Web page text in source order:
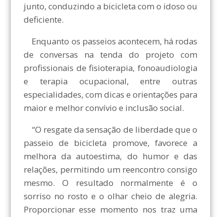
junto, conduzindo a bicicleta com o idoso ou
deficiente.
Enquanto os passeios acontecem, há rodas
de conversas na tenda do projeto com
profissionais de fisioterapia, fonoaudiologia
e terapia ocupacional, entre outras
especialidades, com dicas e orientações para
maior e melhor convívio e inclusão social.
“O resgate da sensação de liberdade que o
passeio de bicicleta promove, favorece a
melhora da autoestima, do humor e das
relações, permitindo um reencontro consigo
mesmo. O resultado normalmente é o
sorriso no rosto e o olhar cheio de alegria.
Proporcionar esse momento nos traz uma